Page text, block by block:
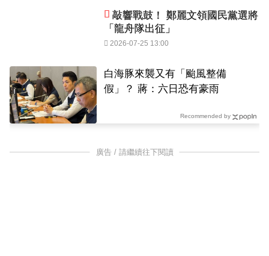
敲響戰鼓！ 鄭麗文領國民黨選將
「龍舟隊出征」
2026-07-25 13:00
白海豚來襲又有「颱風整備
假」？ 蔣：六日恐有豪雨
Recommended by
廣告 / 請繼續往下閱讀